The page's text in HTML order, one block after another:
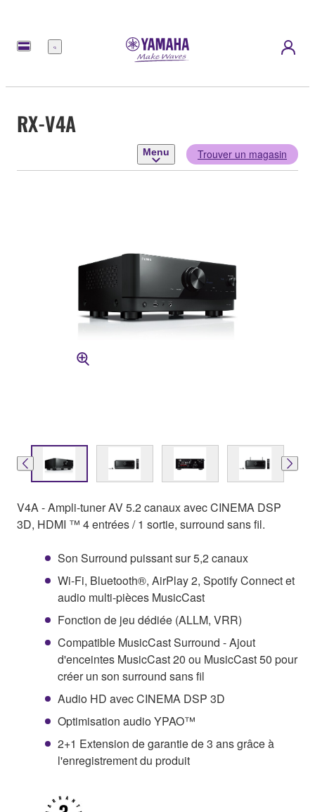
Menu
RX-V4A
Menu Trouver un magasin
V4A - Ampli-tuner AV 5.2 canaux avec CINEMA DSP
3D, HDMI ™ 4 entrées / 1 sortie, surround sans fil.
Son Surround puissant sur 5,2 canaux
Wi-Fi, Bluetooth®, AirPlay 2, Spotify Connect et
audio multi-pièces MusicCast
Fonction de jeu dédiée (ALLM, VRR)
Compatible MusicCast Surround - Ajout
d'enceintes MusicCast 20 ou MusicCast 50 pour
créer un son surround sans fil
Audio HD avec CINEMA DSP 3D
Optimisation audio YPAO™
2+1 Extension de garantie de 3 ans grâce à
l'enregistrement du produit